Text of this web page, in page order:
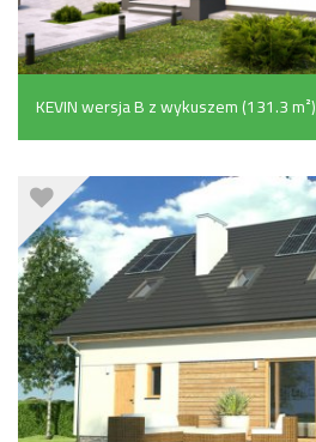
KEVIN wersja B z wykuszem (131.3 m²)